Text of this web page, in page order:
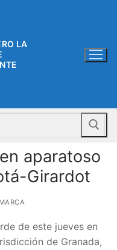
LA
aparatoso
Girardot
de este jueves en
de Granada,